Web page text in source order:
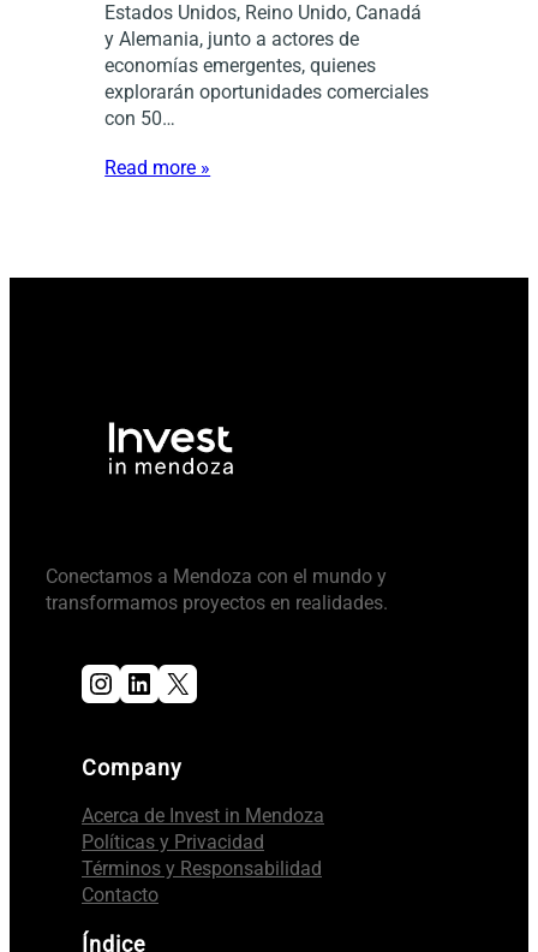
Estados Unidos, Reino Unido, Canadá
y Alemania, junto a actores de
economías emergentes, quienes
explorarán oportunidades comerciales
con 50…
Read more »
Conectamos a Mendoza con el mundo y
transformamos proyectos en realidades.
Instagram LinkedIn X
Company
Acerca de Invest in Mendoza
Políticas y Privacidad
Términos y Responsabilidad
Contacto
Índice